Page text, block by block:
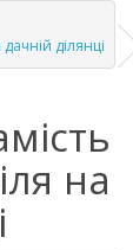
ділянці
на